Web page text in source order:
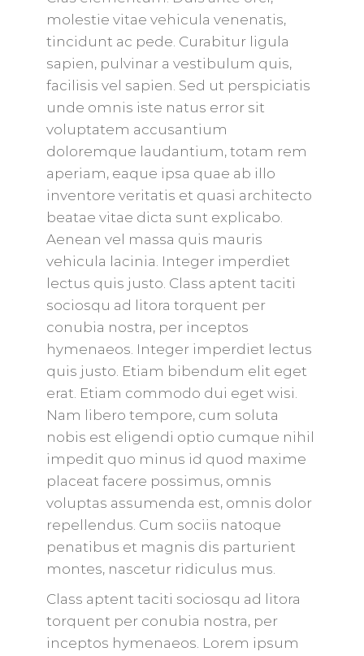
molestie vitae vehicula venenatis,
tincidunt ac pede. Curabitur ligula
sapien, pulvinar a vestibulum quis,
facilisis vel sapien. Sed ut perspiciatis
unde omnis iste natus error sit
voluptatem accusantium
doloremque laudantium, totam rem
aperiam, eaque ipsa quae ab illo
inventore veritatis et quasi architecto
beatae vitae dicta sunt explicabo.
Aenean vel massa quis mauris
vehicula lacinia. Integer imperdiet
lectus quis justo. Class aptent taciti
sociosqu ad litora torquent per
conubia nostra, per inceptos
hymenaeos. Integer imperdiet lectus
quis justo. Etiam bibendum elit eget
erat. Etiam commodo dui eget wisi.
Nam libero tempore, cum soluta
nobis est eligendi optio cumque nihil
impedit quo minus id quod maxime
placeat facere possimus, omnis
voluptas assumenda est, omnis dolor
repellendus. Cum sociis natoque
penatibus et magnis dis parturient
montes, nascetur ridiculus mus.
Class aptent taciti sociosqu ad litora
torquent per conubia nostra, per
inceptos hymenaeos. Lorem ipsum